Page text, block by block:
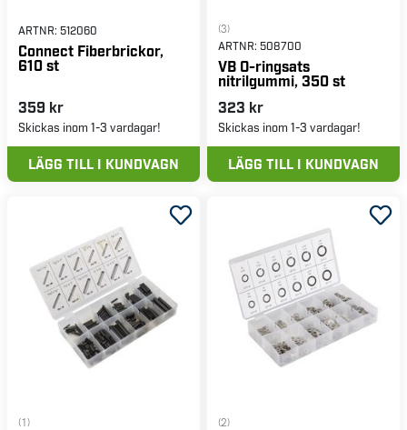
ARTNR: 512060
Connect Fiberbrickor,
610 st
359 kr
Skickas inom 1-3 vardagar!
LÄGG TILL I KUNDVAGN
(3)
ARTNR: 508700
VB O-ringsats
nitrilgummi, 350 st
323 kr
Skickas inom 1-3 vardagar!
LÄGG TILL I KUNDVAGN
(1)
(2)